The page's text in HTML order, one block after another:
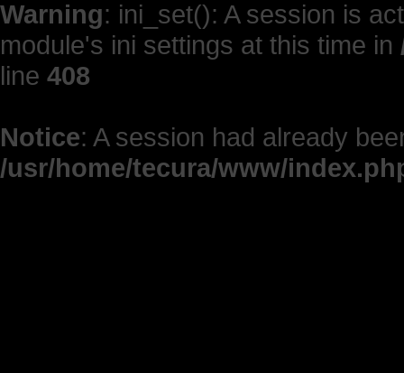
Warning: ini_set(): A session is
module's ini settings at this time in
line 408
Notice: A session had already
/usr/home/tecura/www/